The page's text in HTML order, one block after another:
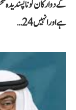
ہے اور انہیں 24…